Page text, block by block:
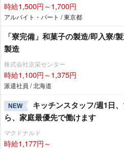
時給1,500円～1,700円
アルバイト・パート / 東京都
「寮完備」和菓子の製造/即入寮/
製造
株式会社京栄センター
時給1,100円～1,375円
派遣社員 / 北海道
NEW
キッチンスタッフ/週1日
ら、家庭最優先で働けます
マクドナルド
時給1,177円～